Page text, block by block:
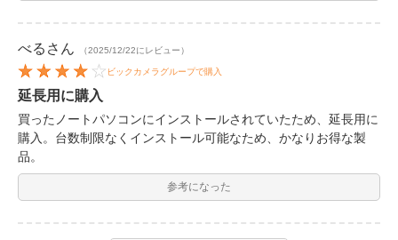
べる さん （2025/12/22にレビュー）
ビックカメラグループで購入
延長用に購入
買ったノートパソコンにインストールされていたため、延長用に
購入。台数制限なくインストール可能なため、かなりお得な製
品。
参考になった